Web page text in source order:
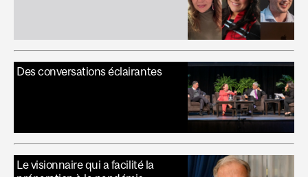
Des conversations éclairantes
Le visionnaire qui a facilité la